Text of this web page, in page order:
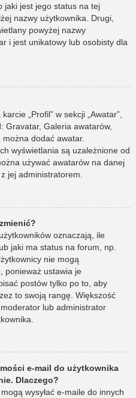
jaki jest jego status na tej
nazwy użytkownika. Drugi,
powyżej nazwy
i jest unikatowy lub osobisty dla
„Profil” w sekcji „Awatar”,
Gravatar, Galeria awatarów,
dodać awatar.
wyświetlania są uzależnione od
używać awatarów na danej
jej administratorem.
oznaczają, ile
jaki ma status na forum, np.
nie mogą
ponieważ ustawia je
postów tylko po to, aby
to swoją rangę. Większość
lub administrator
e-mail do użytkownika
Dlaczego?
wysyłać e-maile do innych